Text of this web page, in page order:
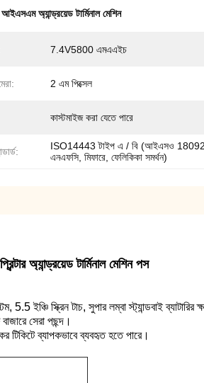
অ্যান্ড্রয়েড টার্মিনাল মেশিন
7.4V5800 এমএএইচ
2 এম পিক্সেল
কাস্টমাইজ করা যেতে পারে
ISO14443 টাইপ এ / বি (আইএসও 18092
এনএফসি, মিফারে, ফেলিকিকা সমর্থন)
অ্যান্ড্রয়েড টার্মিনাল মেশিন পস
5.5 ইঞ্চি স্ক্রিন টাচ, সুপার লম্বা স্ট্যান্ডবাই
সেরা পছন্দ।
টিকিটে ব্যাপকভাবে ব্যবহৃত হতে পারে।